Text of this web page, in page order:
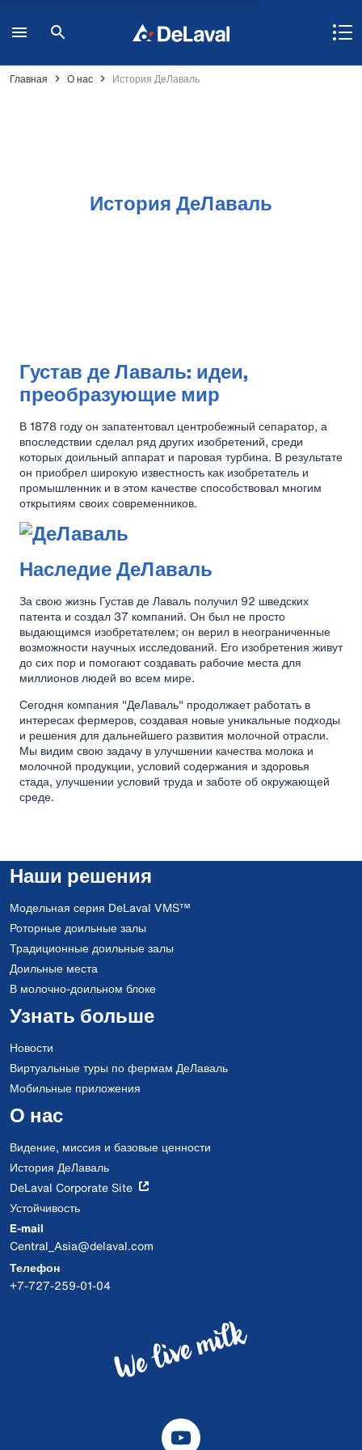
Главная О нас История ДеЛаваль
История ДеЛаваль
Густав де Лаваль: идеи,
преобразующие мир
В 1878 году он запатентовал центробежный сепаратор, а
впоследствии сделал ряд других изобретений, среди
которых доильный аппарат и паровая турбина. В результате
он приобрел широкую известность как изобретатель и
промышленник и в этом качестве способствовал многим
открытиям своих современников.
Наследие ДеЛаваль
За свою жизнь Густав де Лаваль получил 92 шведских
патента и создал 37 компаний. Он был не просто
выдающимся изобретателем; он верил в неограниченные
возможности научных исследований. Его изобретения живут
до сих пор и помогают создавать рабочие места для
миллионов людей во всем мире.
Сегодня компания "ДеЛаваль" продолжает работать в
интересах фермеров, создавая новые уникальные подходы
и решения для дальнейшего развития молочной отрасли.
Мы видим свою задачу в улучшении качества молока и
молочной продукции, условий содержания и здоровья
стада, улучшении условий труда и заботе об окружающей
среде.
Наши решения
Модельная серия DeLaval VMS™
Роторные доильные залы
Традиционные доильные залы
Доильные места
В молочно-доильном блоке
Узнать больше
Новости
Виртуальные туры по фермам ДеЛаваль
Мобильные приложения
О нас
Видение, миссия и базовые ценности
История ДеЛаваль
DeLaval Corporate Site
Устойчивость
E-mail
Central_Asia@delaval.com
Телефон
+7-727-259-01-04